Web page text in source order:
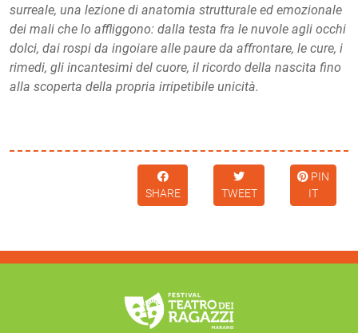
surreale, una lezione di anatomia strutturale ed emozionale
dei mali che lo affliggono: dalla testa fra le nuvole agli occhi
dolci, dai rospi da ingoiare alle paure da affrontare, le cure, i
rimedi, gli incantesimi del cuore, il ricordo della nascita fino
alla scoperta della propria irripetibile unicità.
SHARE TWEET
PIN
IT